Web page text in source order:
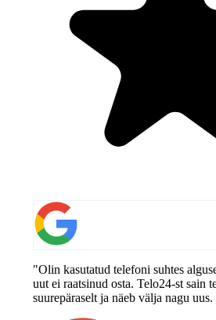
"Olin kasutatud telefoni suhtes
uut ei raatsinud osta. Telo24-st sain
suurepäraselt ja näeb välja nagu